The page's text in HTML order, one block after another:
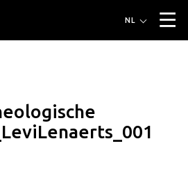
▼
Artikel
Educatie
Recept
Vrienden
Via Belgica
NL